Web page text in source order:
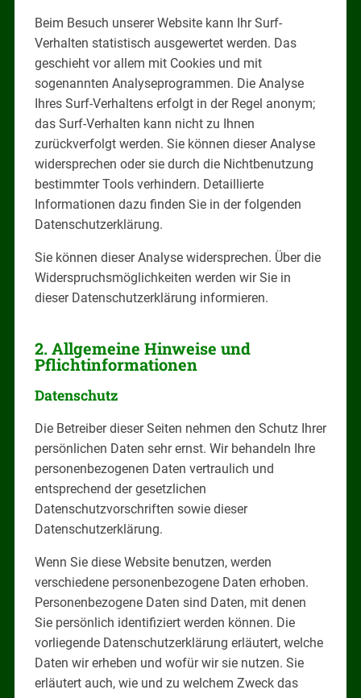
Beim Besuch unserer Website kann Ihr Surf-
Verhalten statistisch ausgewertet werden. Das
geschieht vor allem mit Cookies und mit
sogenannten Analyseprogrammen. Die Analyse
Ihres Surf-Verhaltens erfolgt in der Regel anonym;
das Surf-Verhalten kann nicht zu Ihnen
zurückverfolgt werden. Sie können dieser Analyse
widersprechen oder sie durch die Nichtbenutzung
bestimmter Tools verhindern. Detaillierte
Informationen dazu finden Sie in der folgenden
Datenschutzerklärung.
Sie können dieser Analyse widersprechen. Über die
Widerspruchsmöglichkeiten werden wir Sie in
dieser Datenschutzerklärung informieren.
2. Allgemeine Hinweise und
Pflichtinformationen
Datenschutz
Die Betreiber dieser Seiten nehmen den Schutz Ihrer
persönlichen Daten sehr ernst. Wir behandeln Ihre
personenbezogenen Daten vertraulich und
entsprechend der gesetzlichen
Datenschutzvorschriften sowie dieser
Datenschutzerklärung.
Wenn Sie diese Website benutzen, werden
verschiedene personenbezogene Daten erhoben.
Personenbezogene Daten sind Daten, mit denen
Sie persönlich identifiziert werden können. Die
vorliegende Datenschutzerklärung erläutert, welche
Daten wir erheben und wofür wir sie nutzen. Sie
erläutert auch, wie und zu welchem Zweck das